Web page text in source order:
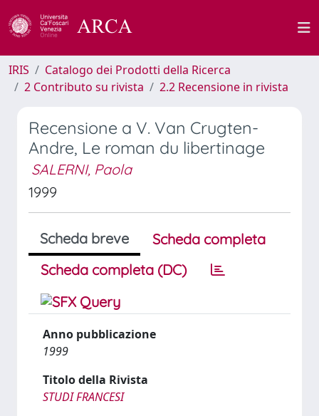
IRIS
Catalogo dei Prodotti della Ricerca
2 Contributo su rivista
2.2 Recensione in rivista
Recensione a V. Van Crugten-
Andre, Le roman du libertinage
SALERNI, Paola
1999
Scheda breve
Scheda completa
Scheda completa (DC)
Anno pubblicazione
1999
Titolo della Rivista
STUDI FRANCESI